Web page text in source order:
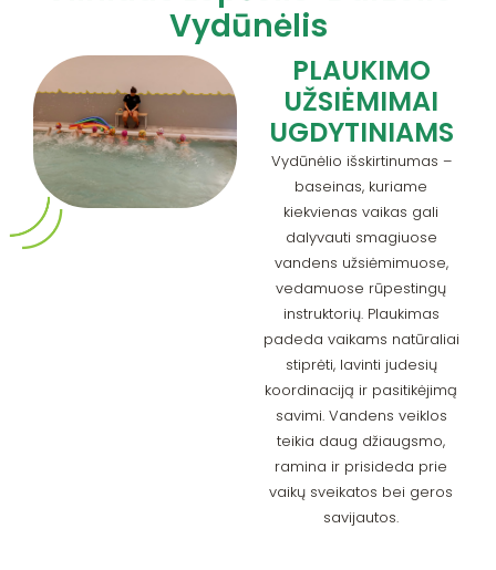
Vydūnėlis
PLAUKIMO
UŽSIĖMIMAI
UGDYTINIAMS
Vydūnėlio išskirtinumas –
baseinas, kuriame
kiekvienas vaikas gali
dalyvauti smagiuose
vandens užsiėmimuose,
vedamuose rūpestingų
instruktorių. Plaukimas
padeda vaikams natūraliai
stiprėti, lavinti judesių
koordinaciją ir pasitikėjimą
savimi. Vandens veiklos
teikia daug džiaugsmo,
ramina ir prisideda prie
vaikų sveikatos bei geros
savijautos.